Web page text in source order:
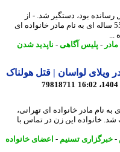
بود، دستگیر شد. - از
پاییز امسال گزارش ناپدید شدن زن 55 ساله ای به نام مادر خانواده ای
-پلیس آگاهی-ناپدید شدن
لواسان | قتل هولناک
79818711
شدن زن 55 ساله ای به نام مادر خانواده ای تهرانی،
خانواده این زن در تماس با
تسنیم-اعضای خانواده